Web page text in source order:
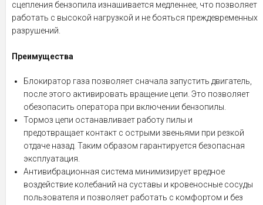
сцепления бензопила изнашивается медленнее, что позволяет
работать с высокой нагрузкой и не бояться преждевременных
разрушений.
Преимущества
Блокиратор газа позволяет сначала запустить двигатель,
после этого активировать вращение цепи. Это позволяет
обезопасить оператора при включении бензопилы.
Тормоз цепи останавливает работу пилы и
предотвращает контакт с острыми звеньями при резкой
отдаче назад. Таким образом гарантируется безопасная
эксплуатация.
Антивибрационная система минимизирует вредное
воздействие колебаний на суставы и кровеносные сосуды
пользователя и позволяет работать с комфортом и без